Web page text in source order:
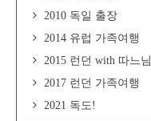
2010 독일 출장
2014 유럽 가족여행
2015 런던 with 따느님
2017 런던 가족여행
2021 독도!